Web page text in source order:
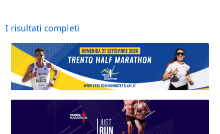
I risultati completi